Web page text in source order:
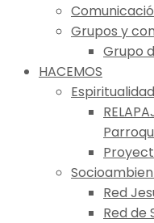
Grupos y
Grupo
HACEMOS
Red
Red de